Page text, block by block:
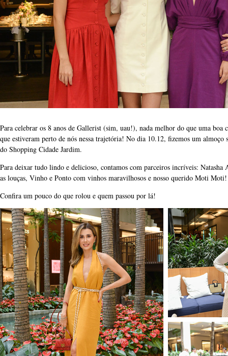
Para celebrar os 8 anos de Gallerist (sim, uau!), nada melhor do que uma boa
que estiveram perto de nós nessa trajetória! No dia 10.12, fizemos um almoço
do Shopping Cidade Jardim.
Para deixar tudo lindo e delicioso, contamos com parceiros incríveis: Natasha
as louças, Vinho e Ponto com vinhos maravilhosos e nosso querido Moti Moti!
Confira um pouco do que rolou e quem passou por lá!